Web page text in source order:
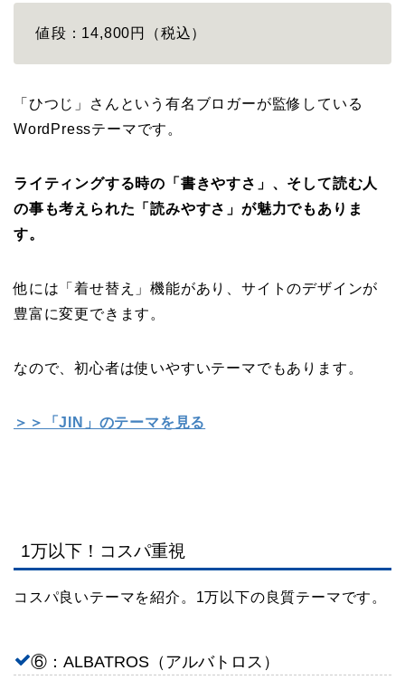
値段：14,800円（税込）
「ひつじ」さんという有名ブロガーが監修している
WordPressテーマです。
ライティングする時の「書きやすさ」、そして読む人
の事も考えられた「読みやすさ」が魅力でもありま
す。
他には「着せ替え」機能があり、サイトのデザインが
豊富に変更できます。
なので、初心者は使いやすいテーマでもあります。
＞＞「JIN」のテーマを見る
1万以下！コスパ重視
コスパ良いテーマを紹介。1万以下の良質テーマです。
⑥：ALBATROS（アルバトロス）